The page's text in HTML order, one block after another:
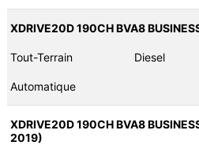
XDRIVE20D 190CH BVA8
Tout-Terrain Diesel
Automatique
XDRIVE20D 190CH BVA8
2019)